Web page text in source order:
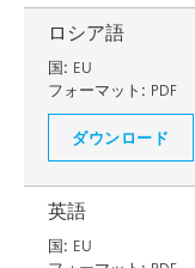
ロシア語
国: EU
フォーマット: PDF
ダウンロード
英語
国: EU